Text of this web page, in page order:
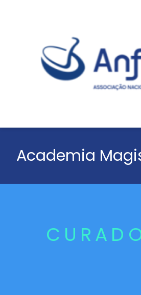
Academia